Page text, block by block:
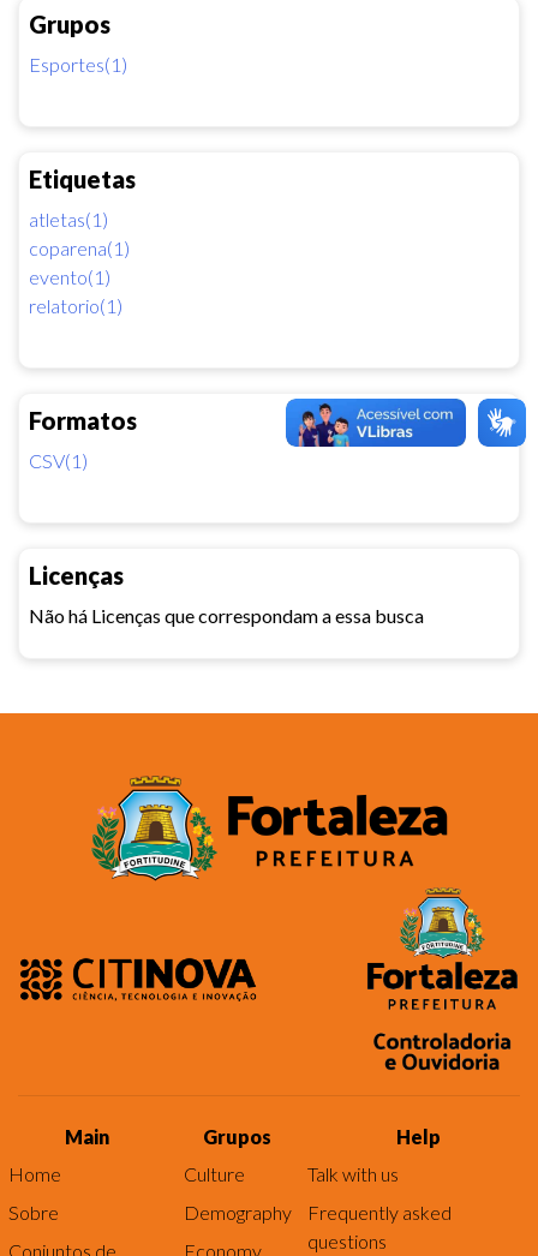
Grupos
Esportes(1)
Etiquetas
atletas(1)
coparena(1)
evento(1)
relatorio(1)
Formatos
CSV(1)
Licenças
Não há Licenças que correspondam a essa busca
Main
Home
Sobre
Conjuntos de
Grupos
Culture
Demography
Economy
Help
Talk with us
Frequently asked
questions